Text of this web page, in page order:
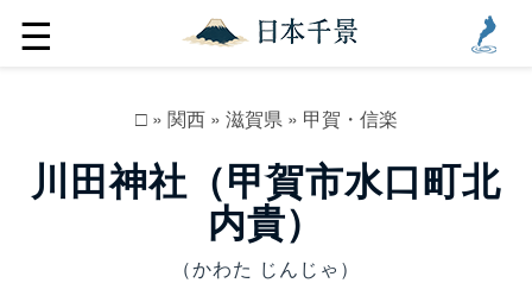
☰
□» 関西» 滋賀県» 甲賀・信楽
川田神社（甲賀市水口町北
内貴）
（かわた じんじゃ）